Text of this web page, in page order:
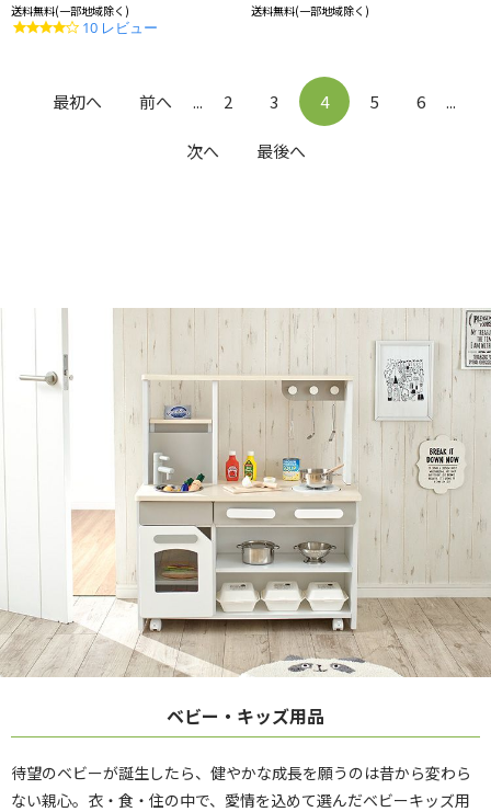
送料無料(一部地域除く)
4.2
10 レビュー
送料無料(一部地域除く)
最初へ 前へ ... 2 3 4 5 6 ...
次へ 最後へ
ベビー・キッズ用品
待望のベビーが誕生したら、健やかな成長を願うのは昔から変わら
ない親心。衣・食・住の中で、愛情を込めて選んだベビーキッズ用